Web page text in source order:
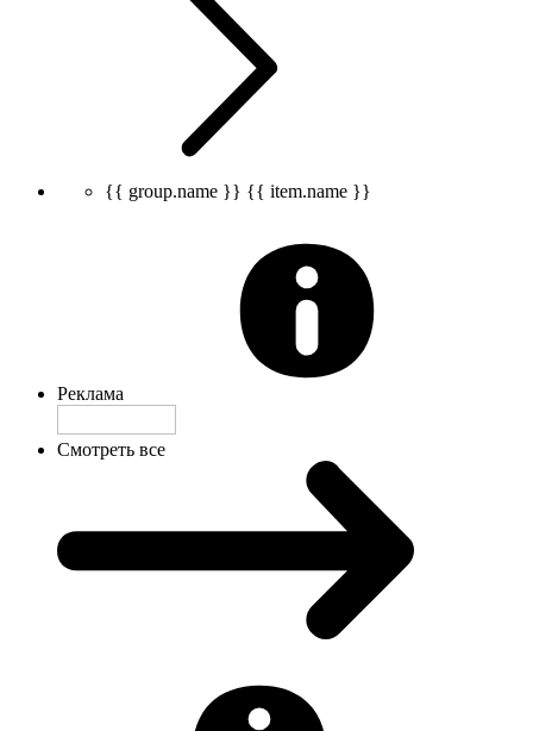
{{ group.name }} {{ item.name }}
Реклама
Смотреть все